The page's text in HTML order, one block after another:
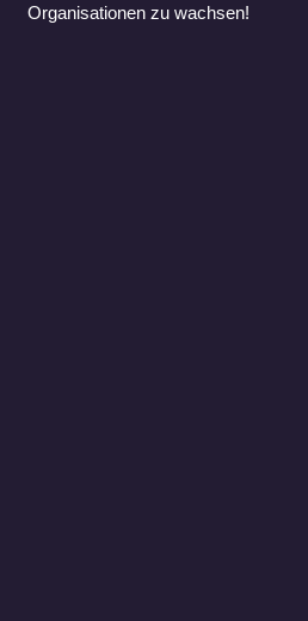
Organisationen zu wachsen!